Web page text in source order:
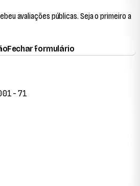
avaliações públicas. Seja o primeiro a
Fechar formulário
71